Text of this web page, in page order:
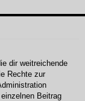
dir weitreichende
Rechte zur
Beitrag